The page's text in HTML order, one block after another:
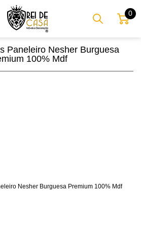
0
Paneleiro Nesher Burguesa
100% Mdf